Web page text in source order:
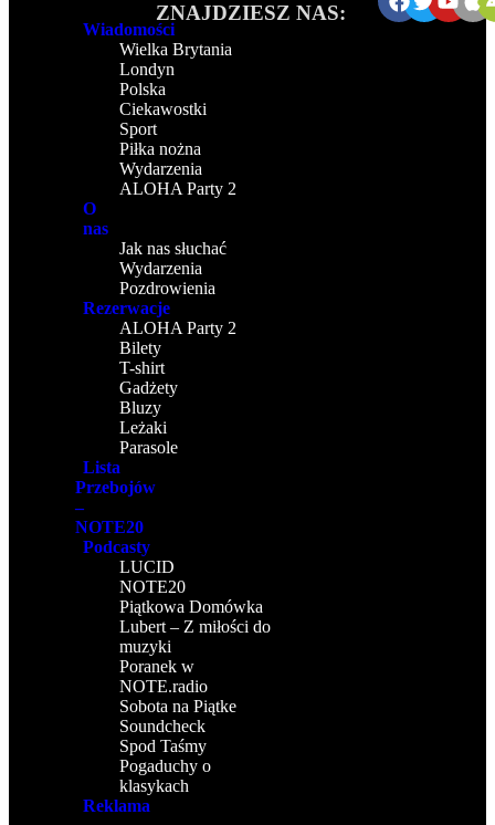
Wiadomości
Wielka Brytania
Londyn
Polska
Ciekawostki
Sport
Piłka nożna
Wydarzenia
ALOHA Party 2
O
nas
Jak nas słuchać
Wydarzenia
Pozdrowienia
Rezerwacje
ALOHA Party 2
Bilety
T-shirt
Gadżety
Bluzy
Leżaki
Parasole
Lista
Przebojów
–
NOTE20
Podcasty
LUCID
NOTE20
Piątkowa Domówka
Lubert – Z miłości do
muzyki
Poranek w
NOTE.radio
Sobota na Piątke
Soundcheck
Spod Taśmy
Pogaduchy o
klasykach
Reklama
ZNAJDZIESZ NAS: